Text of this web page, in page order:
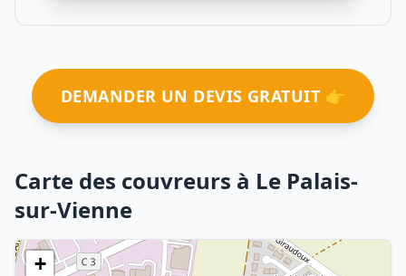
DEMANDER UN DEVIS GRATUIT 👉
Carte des couvreurs à Le Palais-
sur-Vienne
+